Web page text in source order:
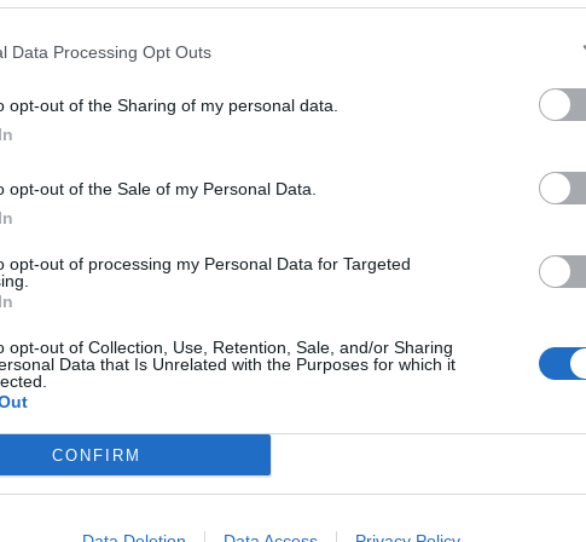
Data Processing Opt Outs
opt-out of the Sharing of my personal data.
opt-out of the Sale of my Personal Data.
opt-out of processing my Personal Data for Targeted
opt-out of Collection, Use, Retention, Sale, and/or Sharing
Data that Is Unrelated with the Purposes for which it
CONFIRM
esiste l’area selvaggia più grande
: un posto in cui non prendono i telefoni e in
in un ambiente che ci riporta indietro di
dista otto ore di cammino è una
si può provare nel vecchio continente.
7000’ ci insegna che si può vivere
casa con lo zaino in spalla e muovendosi
bisogno di prendere aerei o cercare paesi
del futuro